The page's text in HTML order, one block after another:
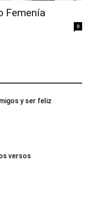
Femenía
0
y ser feliz
versos